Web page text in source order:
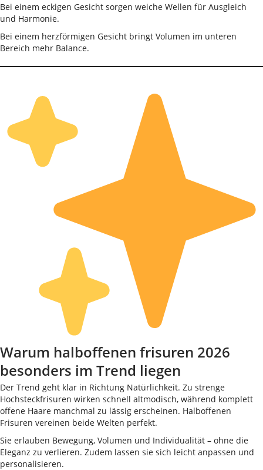
Bei einem eckigen Gesicht sorgen weiche Wellen für Ausgleich
und Harmonie.
Bei einem herzförmigen Gesicht bringt Volumen im unteren
Bereich mehr Balance.
Warum halboffenen frisuren 2026
besonders im Trend liegen
Der Trend geht klar in Richtung Natürlichkeit. Zu strenge
Hochsteckfrisuren wirken schnell altmodisch, während komplett
offene Haare manchmal zu lässig erscheinen. Halboffenen
Frisuren vereinen beide Welten perfekt.
Sie erlauben Bewegung, Volumen und Individualität – ohne die
Eleganz zu verlieren. Zudem lassen sie sich leicht anpassen und
personalisieren.